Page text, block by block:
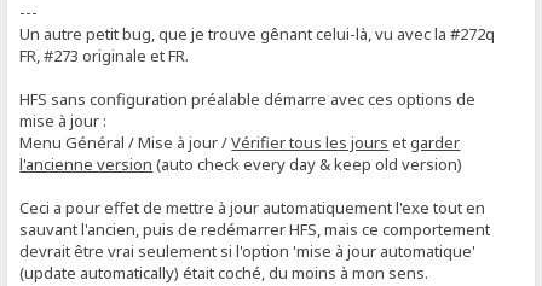
---
Un autre petit bug, que je trouve gênant celui-là, vu avec la #272q
FR, #273 originale et FR.
HFS sans configuration préalable démarre avec ces options de
mise à jour :
Menu Général / Mise à jour /Vérifier tous les jours etgarder
l'ancienne version (auto check every day & keep old version)
Ceci a pour effet de mettre à jour automatiquement l'exe tout en
sauvant l'ancien, puis de redémarrer HFS, mais ce comportement
devrait être vrai seulement si l'option 'mise à jour automatique'
(update automatically) était coché, du moins à mon sens.